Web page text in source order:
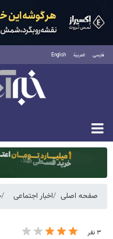
فارسی العربية English
یکشنبه ۱۸ مرداد ۱۴۰۵
صفحه اصلی اخبار اجتماعی
۳ نفر